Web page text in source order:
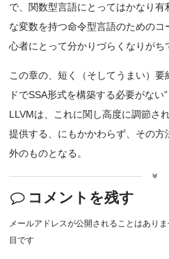
で、関数型言語にとってはかなり
な変数を持つ命令型言語のための
心者にとって分かりづらくなりがち
この章の、短く（そしてうまい）要
ドでSSA形式を構築する必要がない”
LLVMは、これに関し高度に調節さ
提供する、にもかかわらず、その
外のものとなる。
コメントを残す
メールアドレスが公開されることはありま
目です